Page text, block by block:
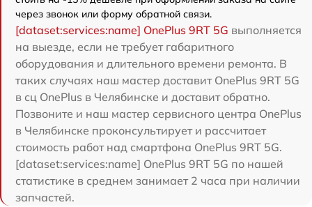
через звонок или форму обратной связи.
[dataset:services:name] OnePlus 9RT 5G выполняется
на выезде, если не требует габаритного
оборудования и длительного времени ремонта. В
таких случаях наш мастер доставит OnePlus 9RT 5G
в сц OnePlus в Челябинске и доставит обратно.
Позвоните и наш мастер сервисного центра OnePlus
в Челябинске проконсультирует и рассчитает
стоимость работ над смартфона OnePlus 9RT 5G.
[dataset:services:name] OnePlus 9RT 5G по нашей
статистике в среднем занимает 2 часа при наличии
запчастей.